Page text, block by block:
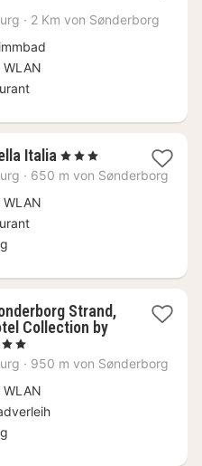
ab
· 2 Km von Sønderborg
WLAN
Italia 1
Nacht
, 3 Sterne
· 650 m von Sønderborg
WLAN
Strand,
Collection by
· 950 m von Sønderborg
WLAN